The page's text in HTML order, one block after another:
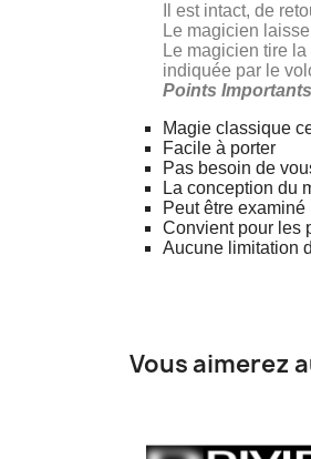
Il est intact, de
Le magicien
Le magicien tire
indiquée par le
Points
Magie classique
Facile à porter
Pas besoin de
La conception du
Peut être
Convient pour les
Aucune limitation
Vous aimerez